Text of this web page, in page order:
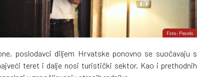
Foto: Pexels
poslodavci diljem Hrvatske ponovno se suočavaju s
teret i dalje nosi turistički sektor. Kao i prethodnih